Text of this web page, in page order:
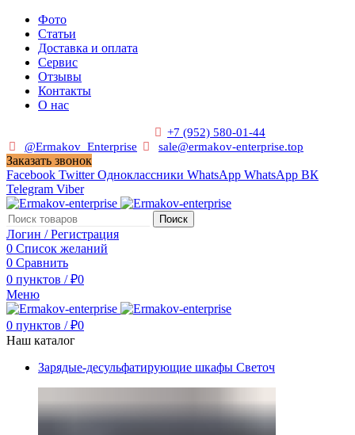
Фото
Статьи
Доставка и оплата
Сервис
Отзывы
Контакты
О нас
+7 (952) 580-01-44
@Ermakov_Enterprise
sale@ermakov-enterprise.top
Заказать звонок
Facebook Twitter Одноклассники WhatsApp WhatsApp ВК
Telegram Viber
Поиск
Логин / Регистрация
0 Список желаний
0 Сравнить
0 пунктов / ₽0
Меню
0 пунктов / ₽0
Наш каталог
Зарядые-десульфатирующие шкафы Светоч